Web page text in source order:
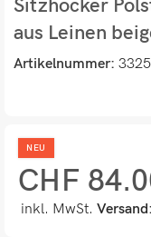
Sitzhocker
aus Leinen
Artikelnummer:
NEU
CHF
inkl. MwSt. Versand: